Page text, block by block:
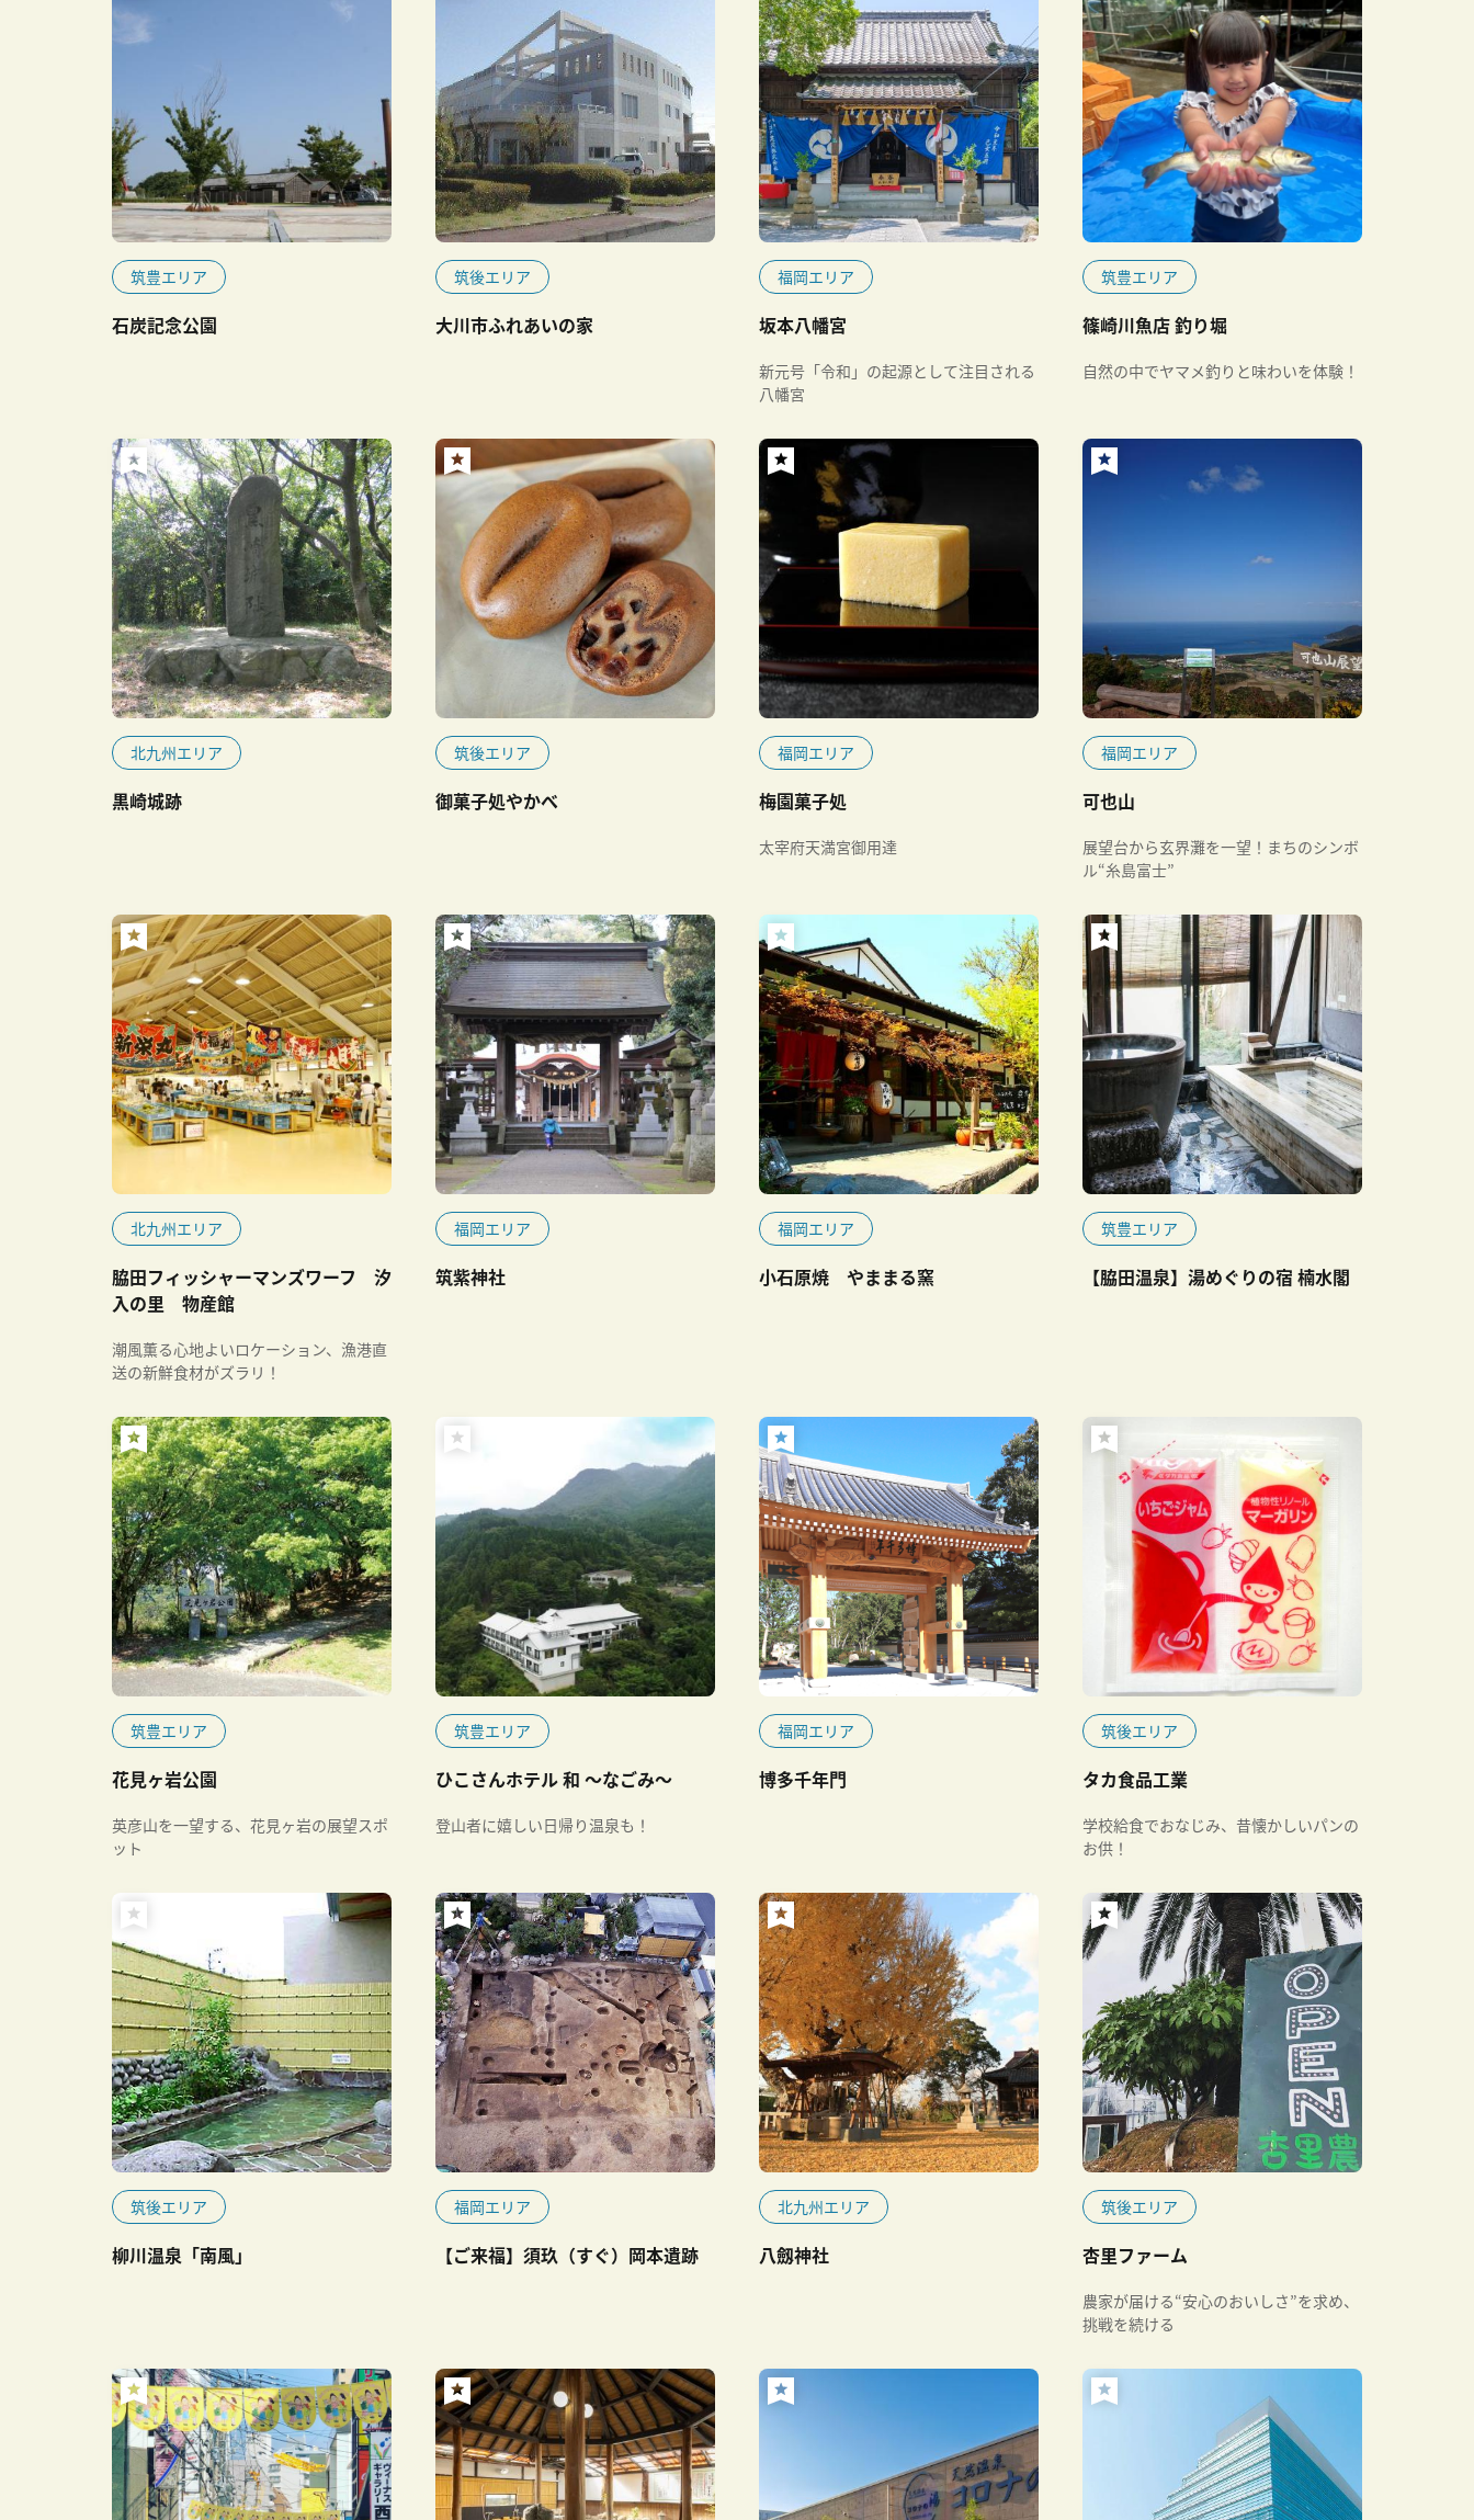
筑豊エリア
石炭記念公園
筑後エリア
大川市ふれあいの家
福岡エリア
坂本八幡宮
新元号「令和」の起源として注目される
八幡宮
筑豊エリア
篠崎川魚店 釣り堀
自然の中でヤマメ釣りと味わいを体験！
北九州エリア
黒崎城跡
筑後エリア
御菓子処やかべ
福岡エリア
梅園菓子処
太宰府天満宮御用達
福岡エリア
可也山
展望台から玄界灘を一望！まちのシンボ
ル“糸島富士”
北九州エリア
脇田フィッシャーマンズワーフ 汐
入の里 物産館
潮風薫る心地よいロケーション、漁港直
送の新鮮食材がズラリ！
福岡エリア
筑紫神社
福岡エリア
小石原焼 やままる窯
筑豊エリア
【脇田温泉】湯めぐりの宿 楠水閣
筑豊エリア
花見ヶ岩公園
英彦山を一望する、花見ヶ岩の展望スポ
ット
筑豊エリア
ひこさんホテル 和 ～なごみ～
登山者に嬉しい日帰り温泉も！
福岡エリア
博多千年門
筑後エリア
タカ食品工業
学校給食でおなじみ、昔懐かしいパンの
お供！
筑後エリア
柳川温泉「南風」
福岡エリア
【ご来福】須玖（すぐ）岡本遺跡
北九州エリア
八劔神社
筑後エリア
杏里ファーム
農家が届ける“安心のおいしさ”を求め、
挑戦を続ける